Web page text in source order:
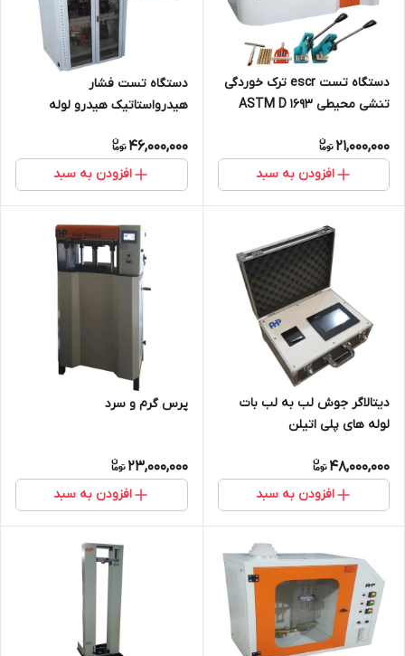
دستگاه تست escr ترک خوردگی
تنشی محیطی ASTM D 1693
21,000,000
افزودن به سبد
دستگاه تست فشار
هیدرواستاتیک هیدرو لوله
hydrostatic
46,000,000
افزودن به سبد
دیتالاگر جوش لب به لب بات
لوله های پلی اتیلن
48,000,000
افزودن به سبد
پرس گرم و سرد
23,000,000
افزودن به سبد